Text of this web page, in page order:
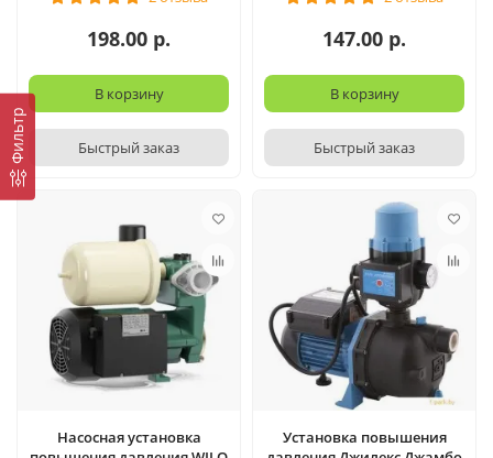
Фильтр
198.00 р.
В корзину
Быстрый заказ
147.00 р.
В корзину
Быстрый заказ
Насосная установка
Установка повышения